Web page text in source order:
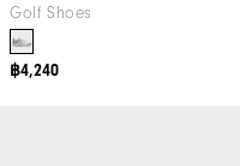
Golf Shoes
฿4,240